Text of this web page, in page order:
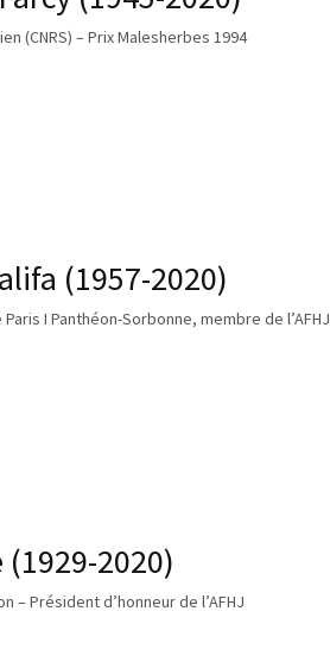
(CNRS) – Prix Malesherbes 1994
(1957-2020)
I Panthéon-Sorbonne, membre de l’AFHJ
2020)
Président d’honneur de l’AFHJ